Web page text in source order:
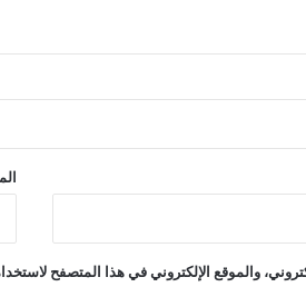
والموقع الإلكتروني في هذا المتصفح